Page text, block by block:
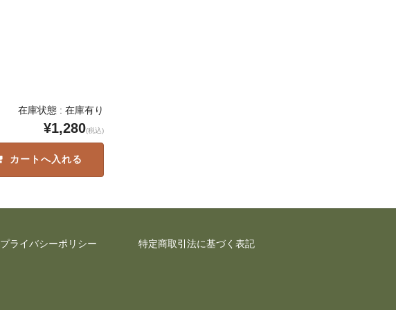
在庫状態 : 在庫有り
¥1,280(税込)
プライバシーポリシー 特定商取引法に基づく表記